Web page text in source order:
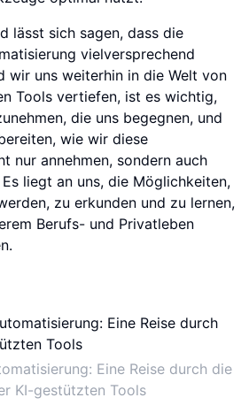
lässt sich sagen, dass die
vielversprechend
wir uns weiterhin in die Welt von
Tools vertiefen, ist es wichtig,
die uns begegnen, und
wie wir diese
nur annehmen, sondern auch
liegt an uns, die Möglichkeiten,
zu erkunden und zu lernen,
Berufs- und Privatleben
Eine Reise durch die
KI-gestützten Tools